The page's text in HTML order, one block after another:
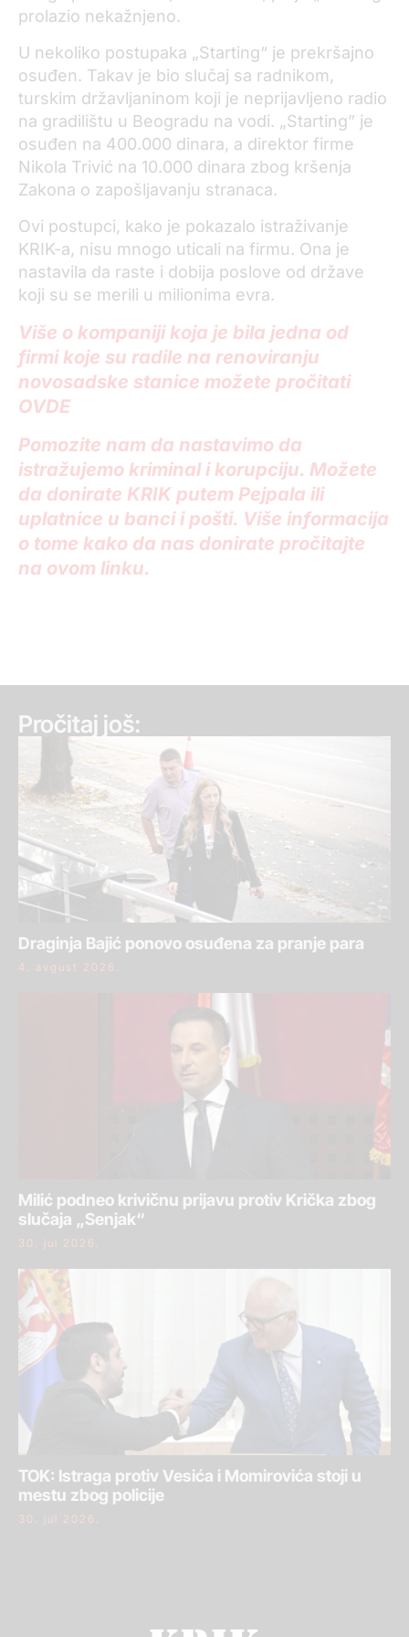
prolazio nekažnjeno.
U nekoliko postupaka „Starting“ je prekršajno
osuđen. Takav je bio slučaj sa radnikom,
turskim državljaninom koji je neprijavljeno radio
na gradilištu u Beogradu na vodi. „Starting” je
osuđen na 400.000 dinara, a direktor firme
Nikola Trivić na 10.000 dinara zbog kršenja
Zakona o zapošljavanju stranaca.
Ovi postupci, kako je pokazalo istraživanje
KRIK-a, nisu mnogo uticali na firmu. Ona je
nastavila da raste i dobija poslove od države
koji su se merili u milionima evra.
Više o kompaniji koja je bila jedna od
firmi koje su radile na renoviranju
novosadske stanice možete pročitati
OVDE
Pomozite nam da nastavimo da
istražujemo kriminal i korupciju. Možete
da donirate KRIK putem Pejpala ili
uplatnice u banci i pošti. Više informacija
o tome kako da nas donirate pročitajte
na ovom linku.
Pročitaj još:
Draginja Bajić ponovo osuđena za pranje para
4. avgust 2026.
Milić podneo krivičnu prijavu protiv Krička zbog
slučaja „Senjak“
30. jul 2026.
TOK: Istraga protiv Vesića i Momirovića stoji u
mestu zbog policije
30. jul 2026.